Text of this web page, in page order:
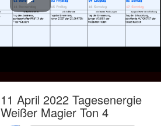
Play
Video
11 April 2022 Tagesenergie
Weißer Magier Ton 4